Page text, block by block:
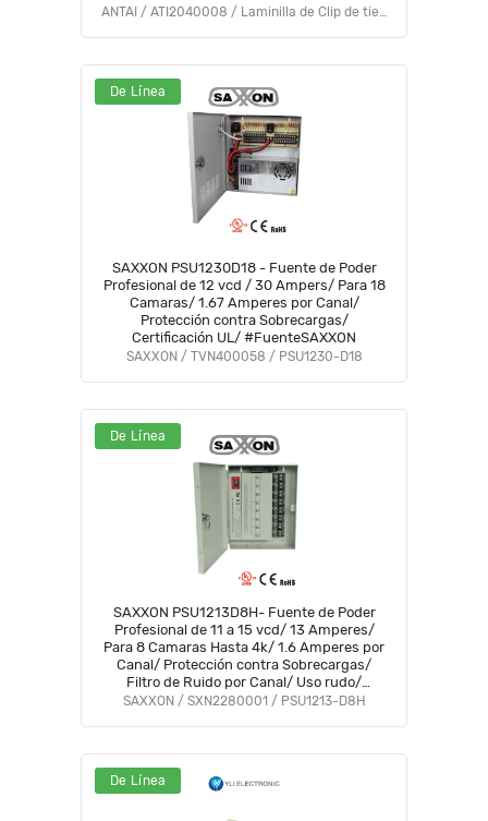
ANTAI / ATI2040008 / Laminilla de Clip de tierra - Grounding clip - ANTAI SOLAR
De Línea
SAXXON PSU1230D18 - Fuente de Poder
Profesional de 12 vcd / 30 Ampers/ Para 18
Camaras/ 1.67 Amperes por Canal/
Protección contra Sobrecargas/
Certificación UL/ #FuenteSAXXON
SAXXON / TVN400058 / PSU1230-D18
De Línea
SAXXON PSU1213D8H- Fuente de Poder
Profesional de 11 a 15 vcd/ 13 Amperes/
Para 8 Camaras Hasta 4k/ 1.6 Amperes por
Canal/ Protección contra Sobrecargas/
Filtro de Ruido por Canal/ Uso rudo/
#FuenteSAXXON
SAXXON / SXN2280001 / PSU1213-D8H
De Línea